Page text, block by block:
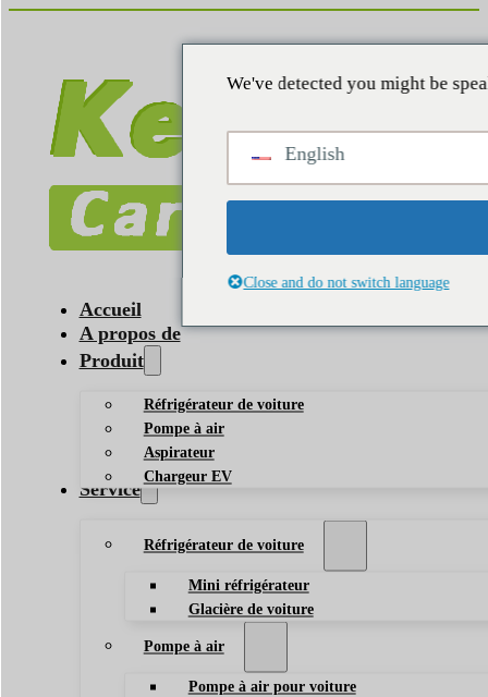
Accueil
A propos de
Produit
Réfrigérateur de voiture
Pompe à air
Aspirateur
Chargeur EV
Service
Réfrigérateur de voiture
Mini réfrigérateur
Glacière de voiture
Pompe à air
Pompe à air pour voiture
We've detected you might be
English
Close and do not switch language